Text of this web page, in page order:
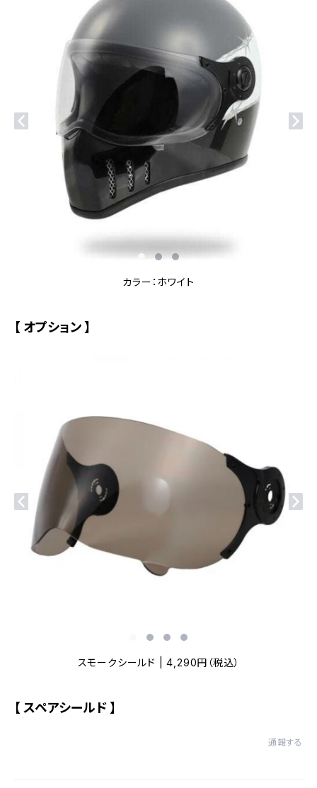
カラー：ホワイト
【 オプション 】
スモークシールド | 4,290円（税込）
【 スペアシールド 】
通報する